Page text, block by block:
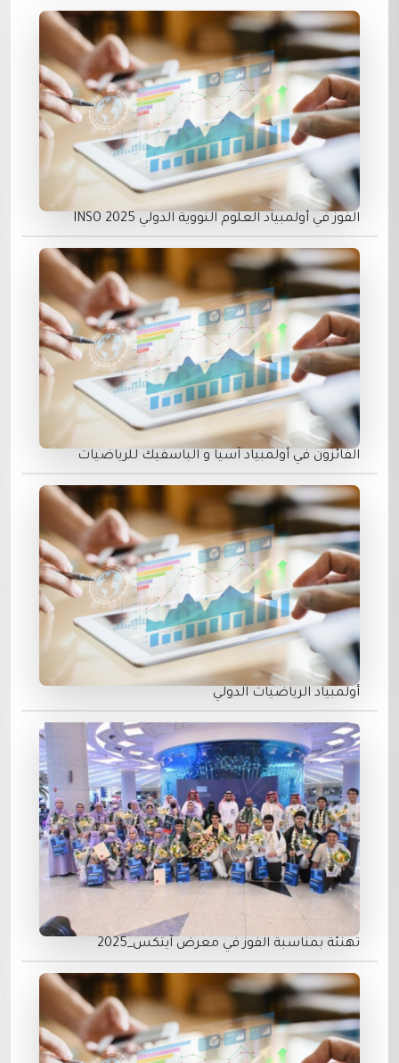
الفوز في أولمبياد العلوم النووية الدولي INSO 2025
الفائزون في أولمبياد آسيا و الباسفيك للرياضيات
أولمبياد الرياضيات الدولي
تهنئة بمناسبة الفوز في معرض ⁧آيتكس_2025‬⁩